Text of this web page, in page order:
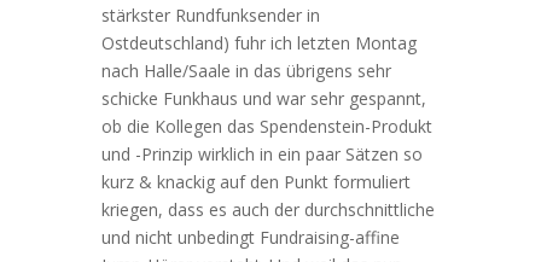
stärkster Rundfunksender in
Ostdeutschland) fuhr ich letzten Montag
nach Halle/Saale in das übrigens sehr
schicke Funkhaus und war sehr gespannt,
ob die Kollegen das Spendenstein-Produkt
und -Prinzip wirklich in ein paar Sätzen so
kurz & knackig auf den Punkt formuliert
kriegen, dass es auch der durchschnittliche
und nicht unbedingt Fundraising-affine